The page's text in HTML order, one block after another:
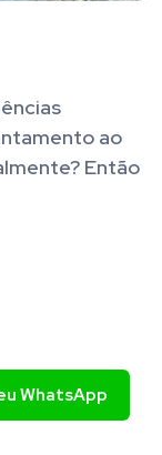
ao
Então
WhatsApp